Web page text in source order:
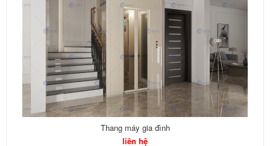
Thang máy gia đình
liên hệ